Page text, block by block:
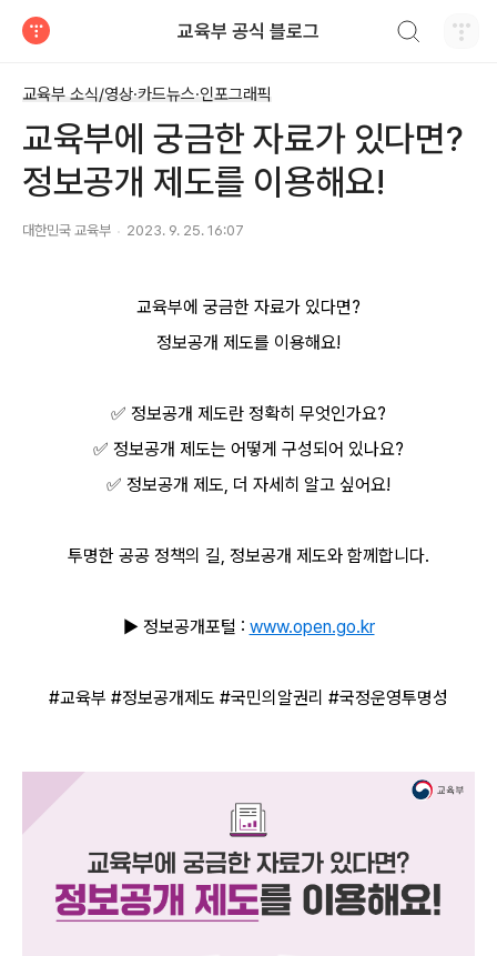
교육부 공식 블로그
교육부 소식/영상·카드뉴스·인포그래픽
교육부에 궁금한 자료가 있다면?
정보공개 제도를 이용해요!
대한민국 교육부 2023. 9. 25. 16:07
교육부에 궁금한 자료가 있다면?
정보공개 제도를 이용해요!
✅ 정보공개 제도란 정확히 무엇인가요?
✅ 정보공개 제도는 어떻게 구성되어 있나요?
✅ 정보공개 제도, 더 자세히 알고 싶어요!
투명한 공공 정책의 길, 정보공개 제도와 함께합니다.
▶ 정보공개포털 : www.open.go.kr
#교육부 #정보공개제도 #국민의알권리 #국정운영투명성